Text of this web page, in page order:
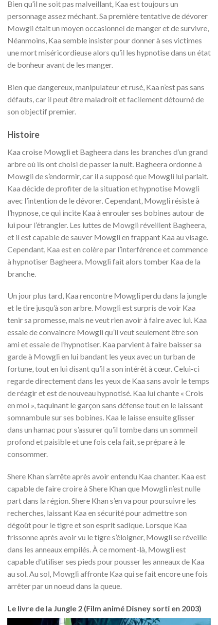
Bien qu’il ne soit pas malveillant, Kaa est toujours un
personnage assez méchant. Sa première tentative de dévorer
Mowgli était un moyen occasionnel de manger et de survivre,
Néanmoins, Kaa semble insister pour donner à ses victimes
une mort miséricordieuse alors qu’il les hypnotise dans un état
de bonheur avant de les manger.
Bien que dangereux, manipulateur et rusé, Kaa n’est pas sans
défauts, car il peut être maladroit et facilement détourné de
son objectif premier.
Histoire
Kaa croise Mowgli et Bagheera dans les branches d’un grand
arbre où ils ont choisi de passer la nuit. Bagheera ordonne à
Mowgli de s’endormir, car il a supposé que Mowgli lui parlait.
Kaa décide de profiter de la situation et hypnotise Mowgli
avec l’intention de le dévorer. Cependant, Mowgli résiste à
l’hypnose, ce qui incite Kaa à enrouler ses bobines autour de
lui pour l’étrangler. Les luttes de Mowgli réveillent Bagheera,
et il est capable de sauver Mowgli en frappant Kaa au visage.
Cependant, Kaa est en colère par l’interférence et commence
à hypnotiser Bagheera. Mowgli fait alors tomber Kaa de la
branche.
Un jour plus tard, Kaa rencontre Mowgli perdu dans la jungle
et le tire jusqu’à son arbre. Mowgli est surpris de voir Kaa
tenir sa promesse, mais ne veut rien avoir à faire avec lui. Kaa
essaie de convaincre Mowgli qu’il veut seulement être son
ami et essaie de l’hypnotiser. Kaa parvient à faire baisser sa
garde à Mowgli en lui bandant les yeux avec un turban de
fortune, tout en lui disant qu’il a son intérêt à cœur. Celui-ci
regarde directement dans les yeux de Kaa sans avoir le temps
de réagir et est de nouveau hypnotisé. Kaa lui chante « Crois
en moi », taquinant le garçon sans défense tout en le laissant
somnambule sur ses bobines. Kaa le laisse ensuite glisser
dans un hamac pour s’assurer qu’il tombe dans un sommeil
profond et paisible et une fois cela fait, se prépare à le
consommer.
Shere Khan s’arrête après avoir entendu Kaa chanter. Kaa est
capable de faire croire à Shere Khan que Mowgli n’est nulle
part dans la région. Shere Khan s’en va pour poursuivre les
recherches, laissant Kaa en sécurité pour admettre son
dégoût pour le tigre et son esprit sadique. Lorsque Kaa
frissonne après avoir vu le tigre s’éloigner, Mowgli se réveille
dans les anneaux empilés. À ce moment-là, Mowgli est
capable d’utiliser ses pieds pour pousser les anneaux de Kaa
au sol. Au sol, Mowgli affronte Kaa qui se fait encore une fois
arrêter par un noeud dans la queue.
Le livre de la Jungle 2 (Film animé Disney sorti en 2003)